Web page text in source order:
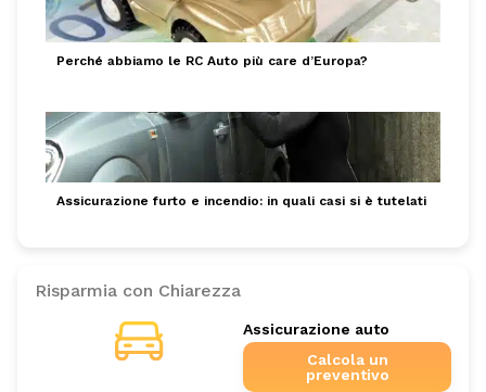
Perché abbiamo le RC Auto più care d’Europa?
Assicurazione furto e incendio: in quali casi si è tutelati
Risparmia con Chiarezza
Assicurazione auto
Calcola un
preventivo